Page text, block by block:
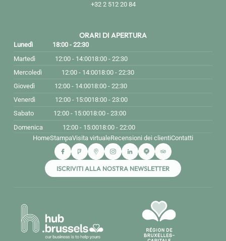
+32 2 512 20 84
ORARI DI APERTURA
Lunedì
18:00 - 22:30
Martedì
12:00 - 14:0018:00 - 22:30
Mercoledì
12:00 - 14:0018:00 - 22:30
Giovedì
12:00 - 14:0018:00 - 22:30
Venerdì
12:00 - 15:0018:00 - 23:00
Sabato
12:00 - 15:0018:00 - 23:00
Domenica
12:00 - 15:0018:00 - 22:00
HomeStampaVisita virtualeRecensioni dei clientiContatti
ISCRIVITI ALLA NOSTRA NEWSLETTER